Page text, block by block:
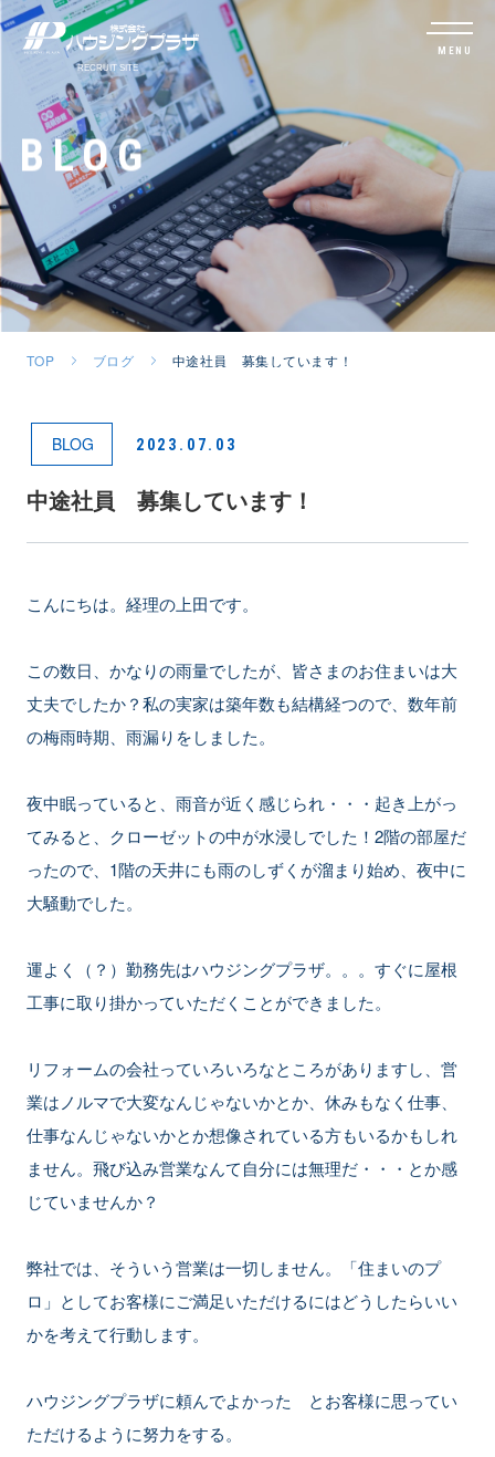
MENU
BLOG
TOP ブログ 中途社員 募集しています！
BLOG 2023.07.03
中途社員 募集しています！
こんにちは。経理の上田です。
この数日、かなりの雨量でしたが、皆さまのお住まいは大
丈夫でしたか？私の実家は築年数も結構経つので、数年前
の梅雨時期、雨漏りをしました。
夜中眠っていると、雨音が近く感じられ・・・起き上がっ
てみると、クローゼットの中が水浸しでした！2階の部屋だ
ったので、1階の天井にも雨のしずくが溜まり始め、夜中に
大騒動でした。
運よく（？）勤務先はハウジングプラザ。。。すぐに屋根
工事に取り掛かっていただくことができました。
リフォームの会社っていろいろなところがありますし、営
業はノルマで大変なんじゃないかとか、休みもなく仕事、
仕事なんじゃないかとか想像されている方もいるかもしれ
ません。飛び込み営業なんて自分には無理だ・・・とか感
じていませんか？
弊社では、そういう営業は一切しません。「住まいのプ
ロ」としてお客様にご満足いただけるにはどうしたらいい
かを考えて行動します。
ハウジングプラザに頼んでよかった とお客様に思ってい
ただけるように努力をする。